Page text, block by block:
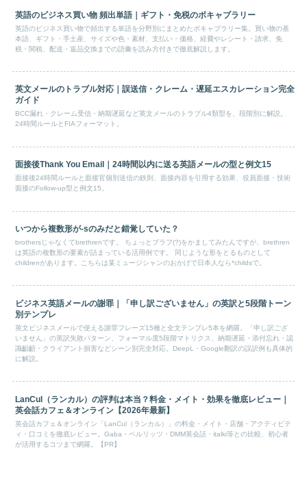
英語のビジネス買い物 頻出単語｜ギフト・免税のボキャブラリー
英語のビジネス買い物で頻出する単語を分野別にまとめたボキャブラリー集。買い物の基
本語、ギフト・手土産、サイズや色・素材、支払い・価格、経費やレシート・請求、免
税・関税、配送・返品交換までの語彙を読み方付きで徹底解説します。
英文メールのトラブル対応｜誤送信・クレーム・遅延エスカレーション完全
ガイド
BCC漏れ・クレーム受信・納期遅延など英文メールのトラブル4類型を、段階別に解説。
24時間ルールとFIAフォーマット。
面接後Thank You Email｜24時間以内に送る英語メールの型と例文15
面接後24時間ルールと面接官個別送信の鉄則、面接内容を引用する効果、役員面接・技術
面接のFollow-up型と例文15。
いつから複数形が-sのみだと錯覚していた？
brothersじゃなくてbrethrenです。 ちょっとブラフ(?)をかましてみたんですが、brethren
は英語の複数形の要素が詰まっている活用例です。 同じような形をとるものとして
childrenがあります。こちらは某ミュージシャンのおかげで日本人なら*childsで。
ビジネス英語メールの謝罪｜「申し訳ございません」の英訳と5段階トーン
別テンプレ
英文ビジネスメールで使える謝罪フレーズ15種と全文テンプレ5本を網羅。「申し訳ござ
いません」の英訳失敗パターン、フォーマル度5段階マトリクス、納期遅延・添付忘れ・認
識齟齬・クライアント損害などシーン別完全対応。DeepL・Google翻訳の誤訳例も具体的
に解説。
LanCul（ランカル）の評判は本当？料金・メイト・効果を徹底レビュー｜
英会話カフェ＆オンライン【2026年最新】
英会話カフェ＆オンライン「LanCul（ランカル）」の料金・メイト・店舗・アクティビテ
ィ・口コミを徹底レビュー。Gaba・ベルリッツ・DMM英会話・italki等との比較、初心者
が活用するコツまで網羅。【PR】